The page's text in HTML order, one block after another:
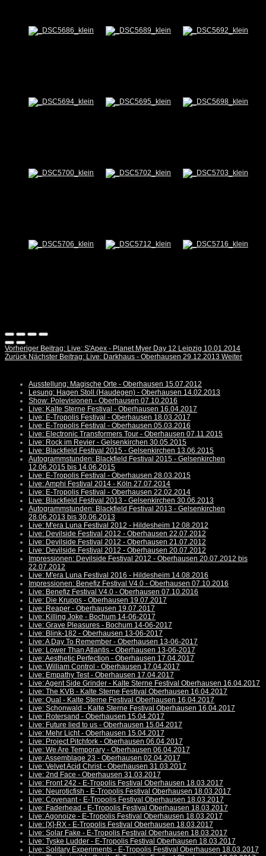
Vorheriger Beitrag: Live: S'Apex - Planet Myer Day 12 Leipzig 10.01.2014
Zurück Nächster Beitrag: Live: Darkhaus - Oberhausen 29.12.2013 Weiter
Ausstellung: Magische Orte - Oberhausen 15.07.2012
Lesung: Hagen Stoll (Haudegen) - Oberhausen 14.02.2013
Show: Polevisionen - Oberhausen 07.10.2016
Live: Kalte Sterne Festival - Oberhausen 16.04.2017
Live: E-Tropolis Festival - Oberhausen 18.03.2017
Live: E-Tropolis Festival - Oberhausen 05.03.2016
Live: Electronic Transformers Tour - Oberhausen 07.11.2015
Live: Rock im Revier - Gelsenkirchen 30.05.2015
Live: Blackfield Festival 2015 - Gelsenkirchen 13.06.2015
Autogrammstunden: Blackfield Festival 2015 - Gelsenkirchen
12.06.2015 bis 14.06.2015
Live: E-Tropolis Festival - Oberhausen 28.03.2015
Live: Amphi Festival 2014 - Köln 27.07.2014
Live: E-Tropolis Festival - Oberhausen 22.02.2014
Live: Blackfield Festival 2013 - Gelsenkirchen 30.06.2013
Autogrammstunden: Blackfield Festival 2013 - Gelsenkirchen
28.06.2013 bis 30.06.2013
Live: M'era Luna Festival 2012 - Hildesheim 12.08.2012
Live: Devilside Festival 2012 - Oberhausen 22.07.2012
Live: Devilside Festival 2012 - Oberhausen 21.07.2012
Live: Devilside Festival 2012 - Oberhausen 20.07.2012
Impressionen: Devilside Festival 2012 - Oberhausen 20.07.2012 bis
22.07.2012
Live: M'era Luna Festival 2016 - Hildesheim 14.08.2016
Impressionen: Benefiz Festival V4.0 - Oberhausen 07.10.2016
Live: Benefiz Festival V4.0 - Oberhausen 07.10.2016
Live: Die Krupps - Oberhausen 19.07.2017
Live: Reaper - Oberhausen 19.07.2017
Live: Killing Joke - Bochum 14-06-2017
Live: Grave Pleasures - Bochum 14-06-2017
Live: Blink-182 - Oberhausen 13-06-2017
Live: A Day To Remember - Oberhausen 13-06-2017
Live: Lower Than Atlantis - Oberhausen 13-06-2017
Live: Aesthetic Perfection - Oberhausen 17.04.2017
Live: William Control - Oberhausen 17.04.2017
Live: Empathy Test - Oberhausen 17.04.2017
Live: Agent Side Grinder - Kalte Sterne Festival Oberhausen 16.04.2017
Live: The KVB - Kalte Sterne Festival Oberhausen 16.04.2017
Live: Qual - Kalte Sterne Festival Oberhausen 16.04.2017
Live: Schonwald - Kalte Sterne Festival Oberhausen 16.04.2017
Live: Rotersand - Oberhausen 15.04.2017
Live: Future lied to us - Oberhausen 15.04.2017
Live: Mehr Licht - Oberhausen 15.04.2017
Live: Project Pitchfork - Oberhausen 06.04.2017
Live: We Are Temporary - Oberhausen 06.04.2017
Live: Assemblage 23 - Oberhausen 02.04.2017
Live: Velvet Acid Christ - Oberhausen 31.03.2017
Live: 2nd Face - Oberhausen 31.03.2017
Live: Front 242 - E-Tropolis Festival Oberhausen 18.03.2017
Live: Neuroticfish - E-Tropolis Festival Oberhausen 18.03.2017
Live: Covenant - E-Tropolis Festival Oberhausen 18.03.2017
Live: Faderhead - E-Tropolis Festival Oberhausen 18.03.2017
Live: Agonoize - E-Tropolis Festival Oberhausen 18.03.2017
Live: [X]-RX - E-Tropolis Festival Oberhausen 18.03.2017
Live: Solar Fake - E-Tropolis Festival Oberhausen 18.03.2017
Live: Tyske Ludder - E-Tropolis Festival Oberhausen 18.03.2017
Live: Solitary Experiments - E-Tropolis Festival Oberhausen 18.03.2017